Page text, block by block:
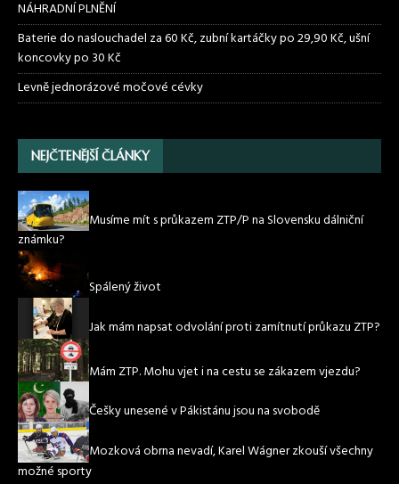
NÁHRADNÍ PLNĚNÍ
Baterie do naslouchadel za 60 Kč, zubní kartáčky po 29,90 Kč, ušní
koncovky po 30 Kč
Levně jednorázové močové cévky
NEJČTENĚJŠÍ ČLÁNKY
Musíme mít s průkazem ZTP/P na Slovensku dálniční
známku?
Spálený život
Jak mám napsat odvolání proti zamítnutí průkazu ZTP?
Mám ZTP. Mohu vjet i na cestu se zákazem vjezdu?
Češky unesené v Pákistánu jsou na svobodě
Mozková obrna nevadí, Karel Wágner zkouší všechny
možné sporty